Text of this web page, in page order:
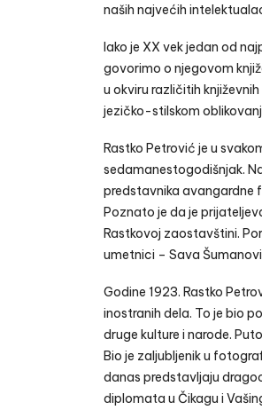
naših najvećih
Iako je XX vek jedan od
govorimo o njegovom
u okviru različitih
jezičko-stilskom
Rastko Petrović je u
sedamanestogodišnjak.
predstavnika avangardne
Poznato je da je
Rastkovoj zaostavštini.
umetnici – Sava
Godine 1923. Rastko
inostranih dela. To je bio
druge kulture i narode.
Bio je zaljubljenik u
danas predstavljaju
diplomata u Čikagu i